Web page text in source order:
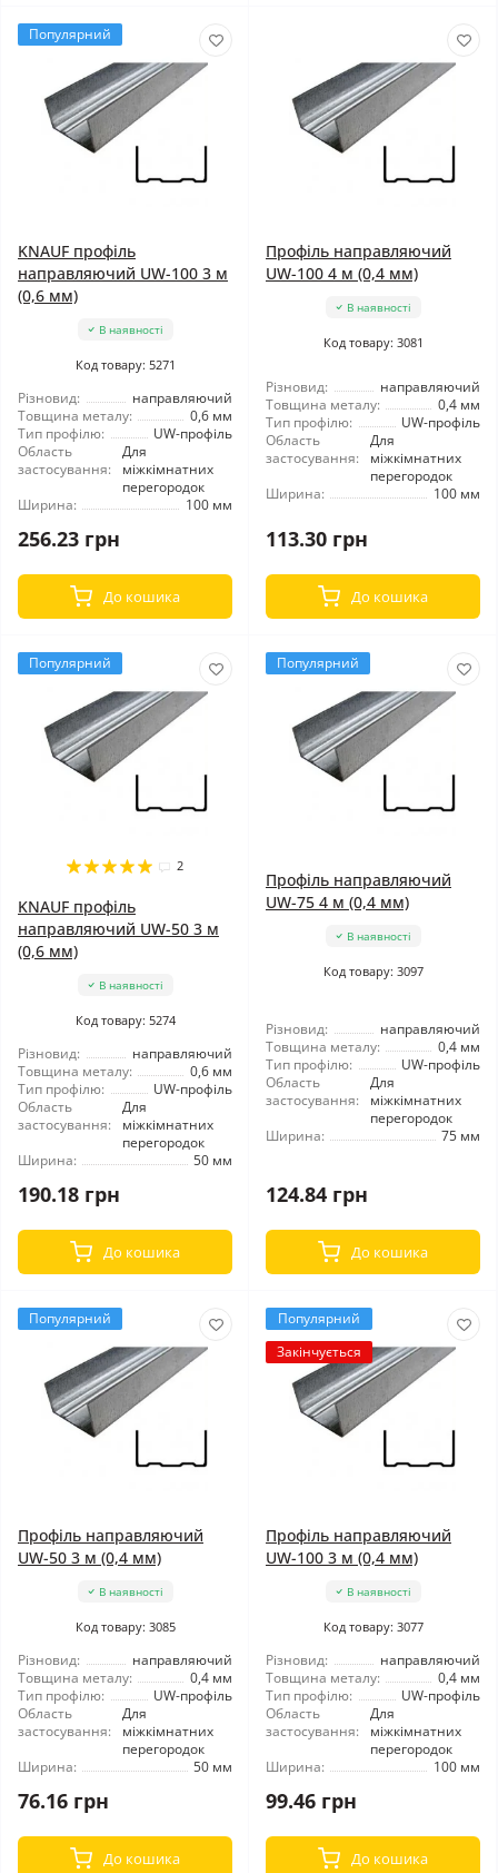
Популярний
KNAUF профіль
направляючий UW-100 3 м
(0,6 мм)
В наявності
Код товару: 5271
Різновид:
направляючий
Товщина металу:
0,6 мм
Тип профілю:
UW-профіль
Область
застосування:
Для
міжкімнатних
перегородок
Ширина:
100 мм
256.23 грн
До кошика
Профіль направляючий
UW-100 4 м (0,4 мм)
В наявності
Код товару: 3081
Різновид:
направляючий
Товщина металу:
0,4 мм
Тип профілю:
UW-профіль
Область
застосування:
Для
міжкімнатних
перегородок
Ширина:
100 мм
113.30 грн
До кошика
Популярний
2
KNAUF профіль
направляючий UW-50 3 м
(0,6 мм)
В наявності
Код товару: 5274
Різновид:
направляючий
Товщина металу:
0,6 мм
Тип профілю:
UW-профіль
Область
застосування:
Для
міжкімнатних
перегородок
Ширина:
50 мм
190.18 грн
До кошика
Популярний
Профіль направляючий
UW-75 4 м (0,4 мм)
В наявності
Код товару: 3097
Різновид:
направляючий
Товщина металу:
0,4 мм
Тип профілю:
UW-профіль
Область
застосування:
Для
міжкімнатних
перегородок
Ширина:
75 мм
124.84 грн
До кошика
Популярний
Профіль направляючий
UW-50 3 м (0,4 мм)
В наявності
Код товару: 3085
Різновид:
направляючий
Товщина металу:
0,4 мм
Тип профілю:
UW-профіль
Область
застосування:
Для
міжкімнатних
перегородок
Ширина:
50 мм
76.16 грн
До кошика
Популярний
Закінчується
Профіль направляючий
UW-100 3 м (0,4 мм)
В наявності
Код товару: 3077
Різновид:
направляючий
Товщина металу:
0,4 мм
Тип профілю:
UW-профіль
Область
застосування:
Для
міжкімнатних
перегородок
Ширина:
100 мм
99.46 грн
До кошика